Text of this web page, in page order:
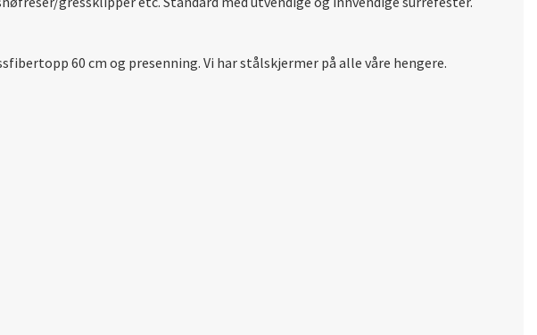
60 cm og presenning. Vi har stålskjermer på alle våre hengere.